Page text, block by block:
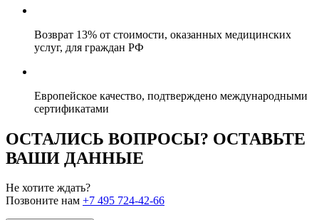
Возврат 13% от стоимости, оказанных медицинских
услуг, для граждан РФ
Европейское качество, подтверждено международными
сертификатами
ОСТАЛИСЬ ВОПРОСЫ? ОСТАВЬТЕ
ВАШИ ДАННЫЕ
Не хотите ждать?
Позвоните нам +7 495 724-42-66